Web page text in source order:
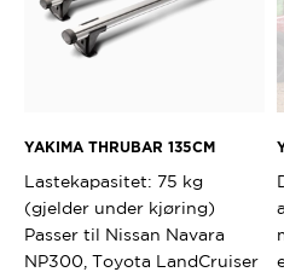
YAKIMA THRUBAR 135CM
Lastekapasitet: 75 kg
(gjelder under kjøring)
Passer til Nissan Navara
NP300, Toyota LandCruiser